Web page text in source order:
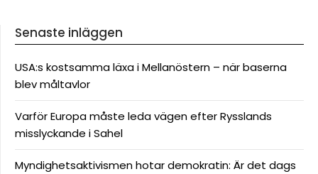
Senaste inläggen
USA:s kostsamma läxa i Mellanöstern – när baserna
blev måltavlor
Varför Europa måste leda vägen efter Rysslands
misslyckande i Sahel
Myndighetsaktivismen hotar demokratin: Är det dags